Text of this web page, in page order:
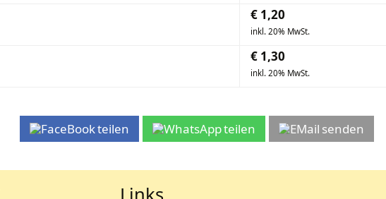
€ 1,20
inkl. 20% MwSt.
€ 1,30
inkl. 20% MwSt.
teilen teilen senden
Links